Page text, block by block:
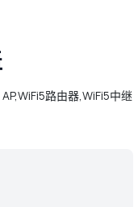
路由器,WiFi5中继